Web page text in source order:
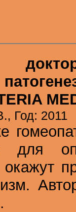
Год: 2011
для
окажут